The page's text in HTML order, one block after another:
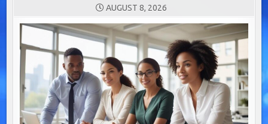
AUGUST 8, 2026